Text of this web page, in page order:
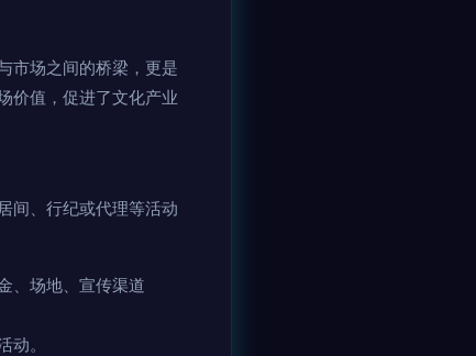
市场之间的桥梁，更是
价值，促进了文化产业
间、行纪或代理等活动
、场地、宣传渠道
。